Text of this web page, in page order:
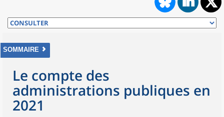
SOMMAIRE
Le compte des
administrations publiques en
2021